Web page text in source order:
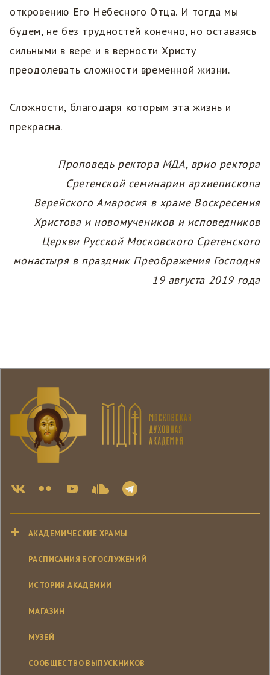
откровению Его Небесного Отца. И тогда мы
будем, не без трудностей конечно, но оставаясь
сильными в вере и в верности Христу
преодолевать сложности временной жизни.
Сложности, благодаря которым эта жизнь и
прекрасна.
Проповедь ректора МДА, врио ректора
Сретенской семинарии архиепископа
Верейского Амвросия в храме Воскресения
Христова и новомучеников и исповедников
Церкви Русской Московского Сретенского
монастыря в праздник Преображения Господня
19 августа 2019 года
АКАДЕМИЧЕСКИЕ ХРАМЫ
РАСПИСАНИЯ БОГОСЛУЖЕНИЙ
ИСТОРИЯ АКАДЕМИИ
МАГАЗИН
МУЗЕЙ
СООБЩЕСТВО ВЫПУСКНИКОВ